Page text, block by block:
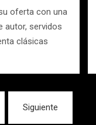
oferta con una
autor, servidos
clásicas
Siguiente